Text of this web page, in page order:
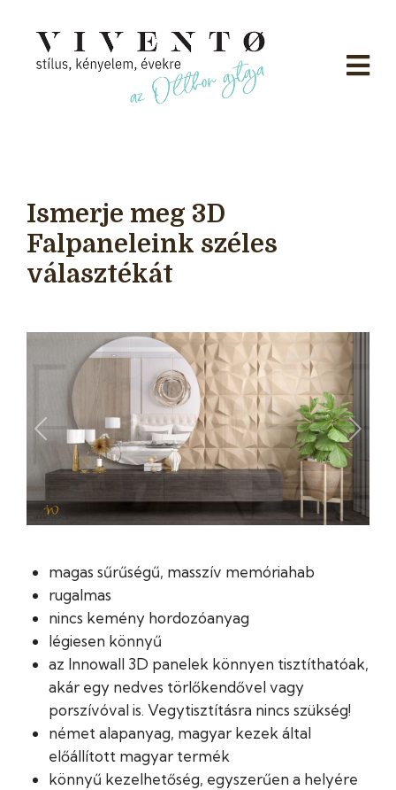
Ismerje meg 3D
Falpaneleink széles
választékát
Previous Next
magas sűrűségű, masszív memóriahab
rugalmas
nincs kemény hordozóanyag
légiesen könnyű
az Innowall 3D panelek könnyen tisztíthatóak,
akár egy nedves törlőkendővel vagy
porszívóval is. Vegytisztításra nincs szükség!
német alapanyag, magyar kezek által
előállított magyar termék
könnyű kezelhetőség, egyszerűen a helyére